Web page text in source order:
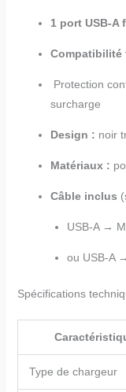
1 port USB-A
Compatibilité
Protection
surcharge
Design : noir
Matériaux :
Câble inclus
USB-A →
ou USB-A
Spécifications
Type de chargeur